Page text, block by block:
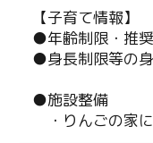
【子育て情報】
●年齢制限・推
●身長制限等の
●施設整備
・りんごの家